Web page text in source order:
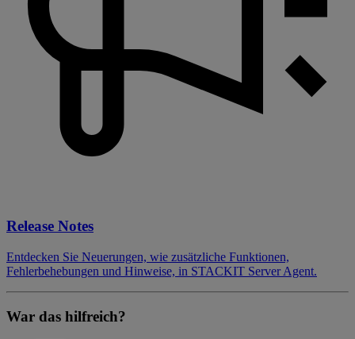
Release Notes
Entdecken Sie Neuerungen, wie zusätzliche Funktionen,
Fehlerbehebungen und Hinweise, in STACKIT Server Agent.
War das hilfreich?